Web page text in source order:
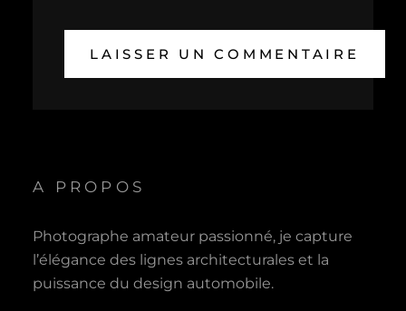
A PROPOS
Photographe amateur passionné, je capture
l’élégance des lignes architecturales et la
puissance du design automobile.